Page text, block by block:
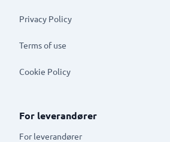
Privacy Policy
Terms of use
Cookie Policy
For leverandører
For leverandører